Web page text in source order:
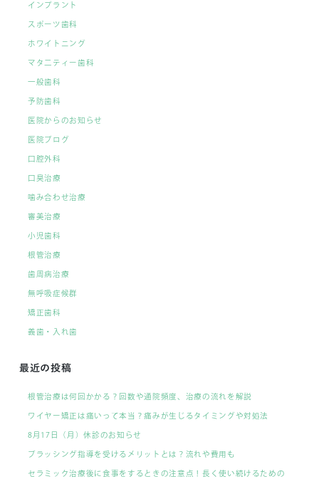
インプラント
スポーツ歯科
ホワイトニング
マタ二ティー歯科
一般歯科
予防歯科
医院からのお知らせ
医院ブログ
口腔外科
口臭治療
噛み合わせ治療
審美治療
小児歯科
根管治療
歯周病治療
無呼吸症候群
矯正歯科
義歯・入れ歯
最近の投稿
根管治療は何回かかる？回数や通院頻度、治療の流れを解説
ワイヤー矯正は痛いって本当？痛みが生じるタイミングや対処法
8月17日（月）休診のお知らせ
ブラッシング指導を受けるメリットとは？流れや費用も
セラミック治療後に食事をするときの注意点！長く使い続けるための